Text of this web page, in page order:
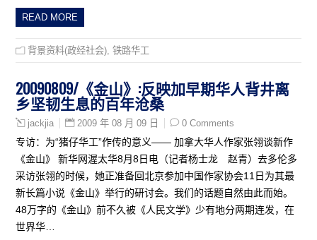
READ MORE
背景资料(政经社会) ,铁路华工
20090809/《金山》:反映加早期华人背井离
乡坚韧生息的百年沧桑
jackjia 2009 年 08 月 09 日 0 Comments
专访：为“猪仔华工”作传的意义—— 加拿大华人作家张翎谈新作
《金山》 新华网渥太华8月8日电（记者杨士龙 赵青）去多伦多
采访张翎的时候，她正准备回北京参加中国作家协会11日为其最
新长篇小说《金山》举行的研讨会。我们的话题自然由此而始。
48万字的《金山》前不久被《人民文学》少有地分两期连发，在
世界华…